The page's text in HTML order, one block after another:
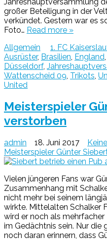
großer Beteiligung in der
verkündet. Gestern war es
Foto… Read more »
Allgemein
1. FC
Ausrüster, Brasilien England
Düsseldorf,
Wattenscheid 09 Trikots
United
Meisterspieler
verstorben
admin 18. Juni 2017
Meisterspieler Günter
Vielen jüngeren Fans war
Zusammenhang mit
nicht mehr bei seinem
wirkte. Mittelalten Schalker
wird er noch als
im Gedächtnis sein. Nur die
noch daran erinnern, dass